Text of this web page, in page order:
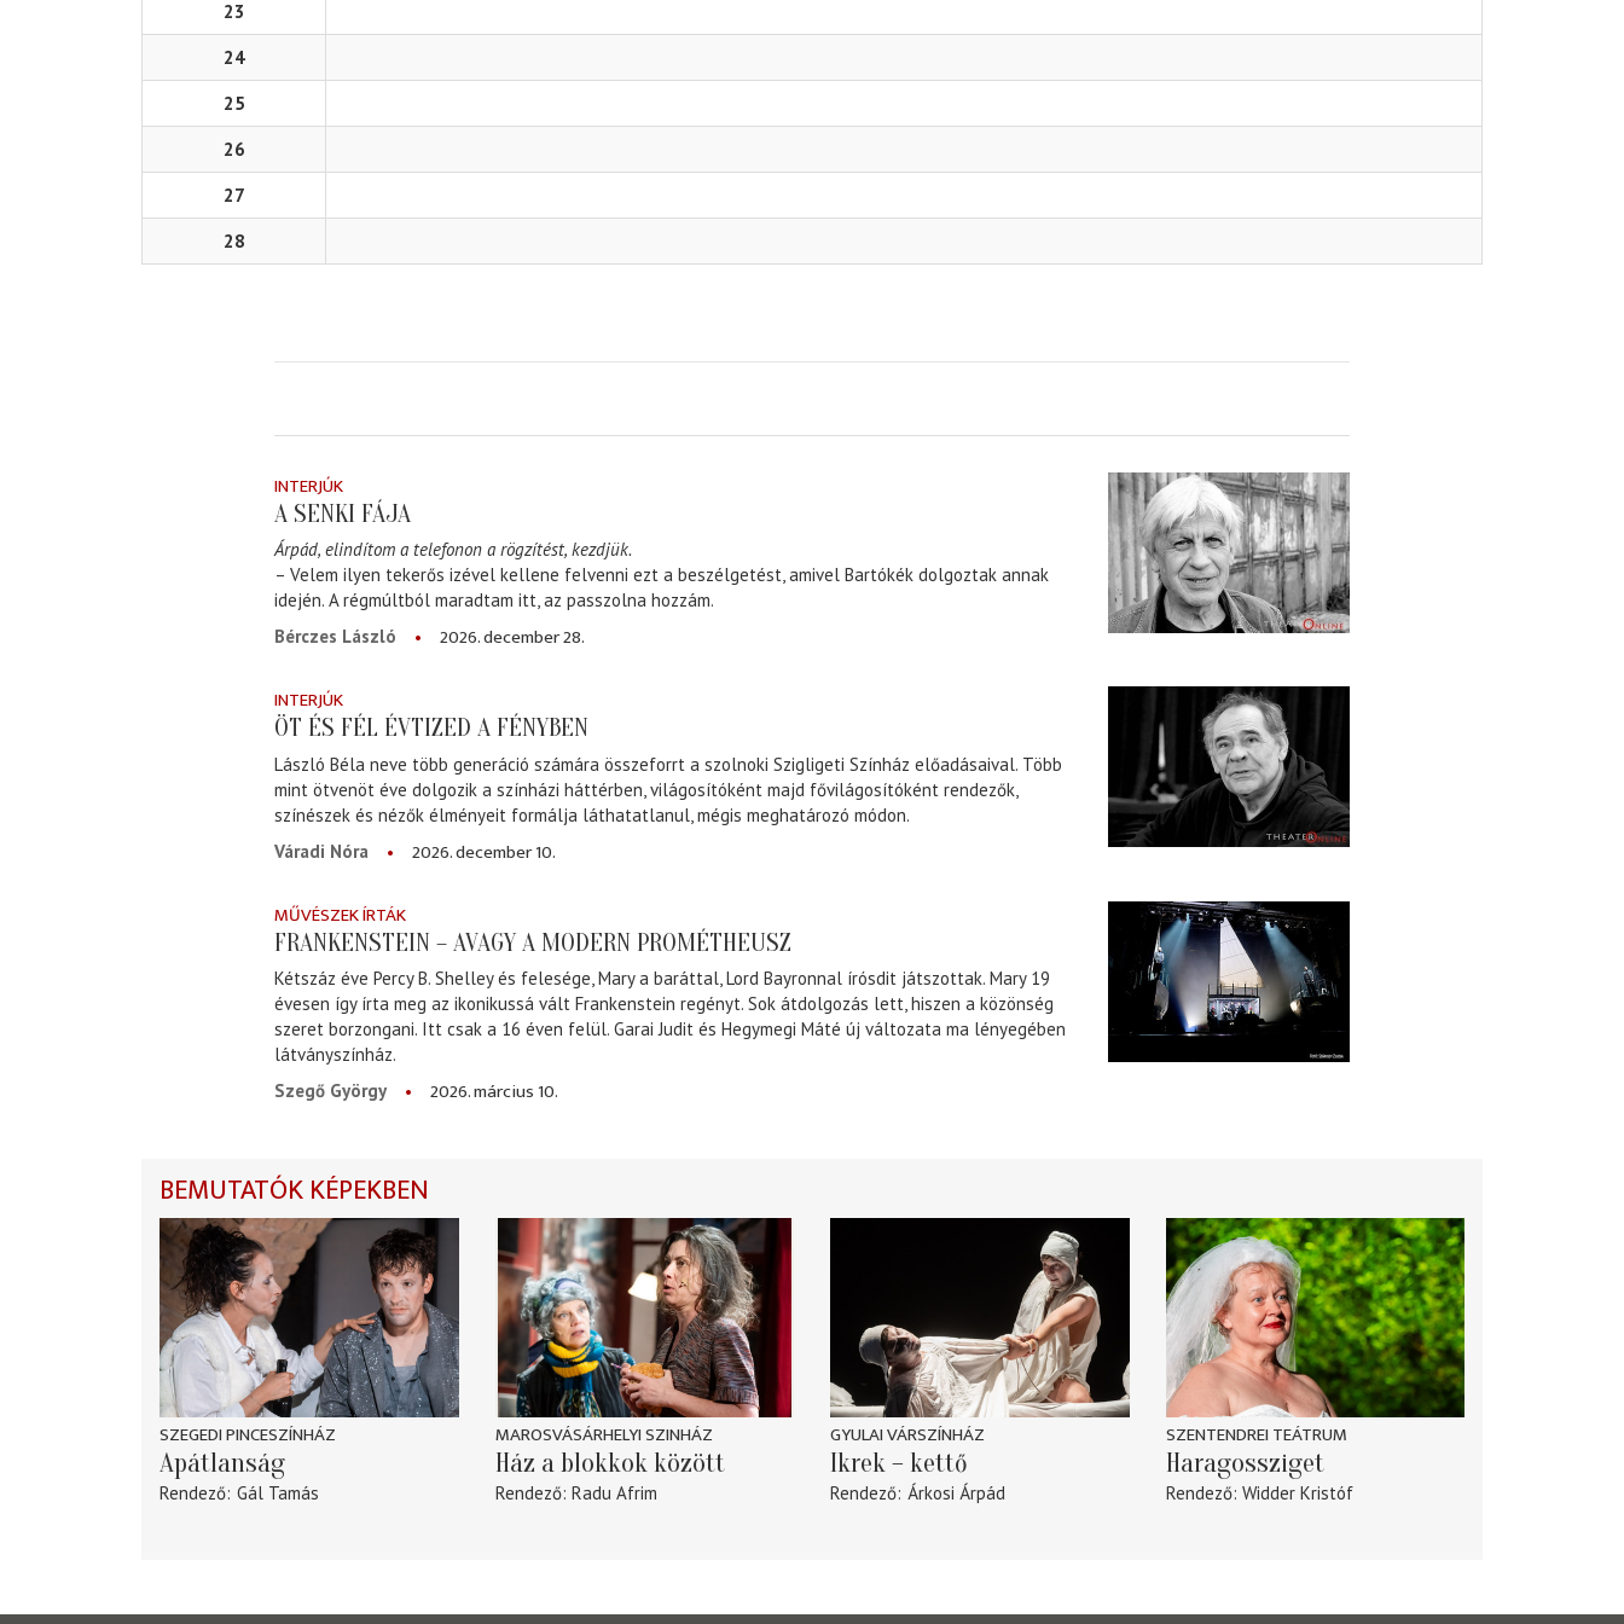
23
24
25
26
27
28
INTERJÚK
A SENKI FÁJA
Árpád, elindítom a telefonon a rögzítést, kezdjük.
– Velem ilyen tekerős izével kellene felvenni ezt a beszélgetést, amivel Bartókék dolgoztak annak
idején. A régmúltból maradtam itt, az passzolna hozzám.
Bérczes László
2026. december 28.
INTERJÚK
ÖT ÉS FÉL ÉVTIZED A FÉNYBEN
László Béla neve több generáció számára összeforrt a szolnoki Szigligeti Színház előadásaival. Több
mint ötvenöt éve dolgozik a színházi háttérben, világosítóként majd fővilágosítóként rendezők,
színészek és nézők élményeit formálja láthatatlanul, mégis meghatározó módon.
Váradi Nóra
2026. december 10.
MŰVÉSZEK ÍRTÁK
FRANKENSTEIN – AVAGY A MODERN PROMÉTHEUSZ
Kétszáz éve Percy B. Shelley és felesége, Mary a baráttal, Lord Bayronnal írósdit játszottak. Mary 19
évesen így írta meg az ikonikussá vált Frankenstein regényt. Sok átdolgozás lett, hiszen a közönség
szeret borzongani. Itt csak a 16 éven felül. Garai Judit és Hegymegi Máté új változata ma lényegében
látványszínház.
Szegő György
2026. március 10.
BEMUTATÓK KÉPEKBEN
SZEGEDI PINCESZÍNHÁZ
Apátlanság
Rendező Gál Tamás
MAROSVÁSÁRHELYI SZINHÁZ
Ház a blokkok között
Rendező Radu Afrim
GYULAI VÁRSZÍNHÁZ
Ikrek – kettő
Rendező Árkosi Árpád
SZENTENDREI TEÁTRUM
Haragossziget
Rendező Widder Kristóf